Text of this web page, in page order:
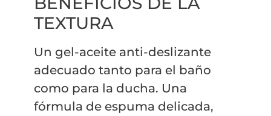
TEXTURA
Un gel-aceite anti-deslizante
adecuado tanto para el baño
como para la ducha. Una
fórmula de espuma delicada,